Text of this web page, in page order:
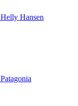
Helly Hansen
Patagonia